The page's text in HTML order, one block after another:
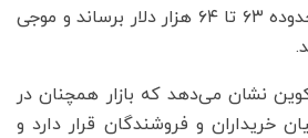
می‌تواند قیمت را به محدوده ۶۳ تا ۶۴ هزار دلار برساند و موجی
نشان می‌دهد که بازار همچنان در
خریداران و فروشندگان قرار دارد و